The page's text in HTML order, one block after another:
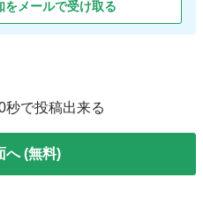
をメールで受け取る
秒で投稿出来る
へ (無料)